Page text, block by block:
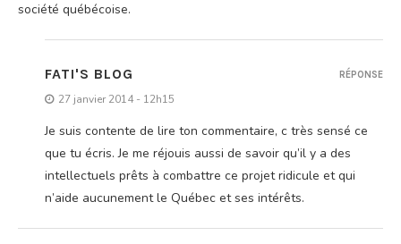
société québécoise.
FATI'S BLOG
27 janvier 2014 - 12h15
Je suis contente de lire ton commentaire, c très sensé ce
que tu écris. Je me réjouis aussi de savoir qu’il y a des
intellectuels prêts à combattre ce projet ridicule et qui
n’aide aucunement le Québec et ses intérêts.
RÉPONSE